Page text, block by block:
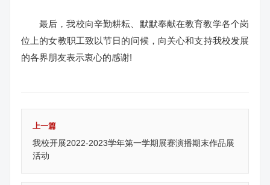
最后，我校向辛勤耕耘、默默奉献在教育教学各个岗
位上的女教职工致以节日的问候，向关心和支持我校发展
的各界朋友表示衷心的感谢!
上一篇
我校开展2022-2023学年第一学期展赛演播期末作品展
活动